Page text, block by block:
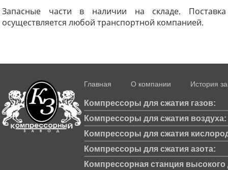
Запасные части в наличии на складе. Поставка
осуществляется любой транспортной компанией.
Главная О компании История
Компрессоры для сжатия газов:
Компрессоры для сжатия воздуха:
Компрессоры для сжатия
Компрессоры для сжатия азота:
Компрессорная станция